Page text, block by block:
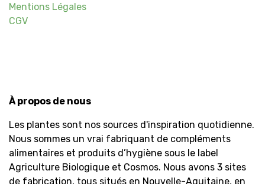
Mentions Légales
CGV
À propos de nous
Les plantes sont nos sources d'inspiration quotidienne.
Nous sommes un vrai fabriquant de compléments
alimentaires et produits d’hygiène sous le label
Agriculture Biologique et Cosmos. Nous avons 3 sites
de fabrication, tous situés en Nouvelle-Aquitaine, en